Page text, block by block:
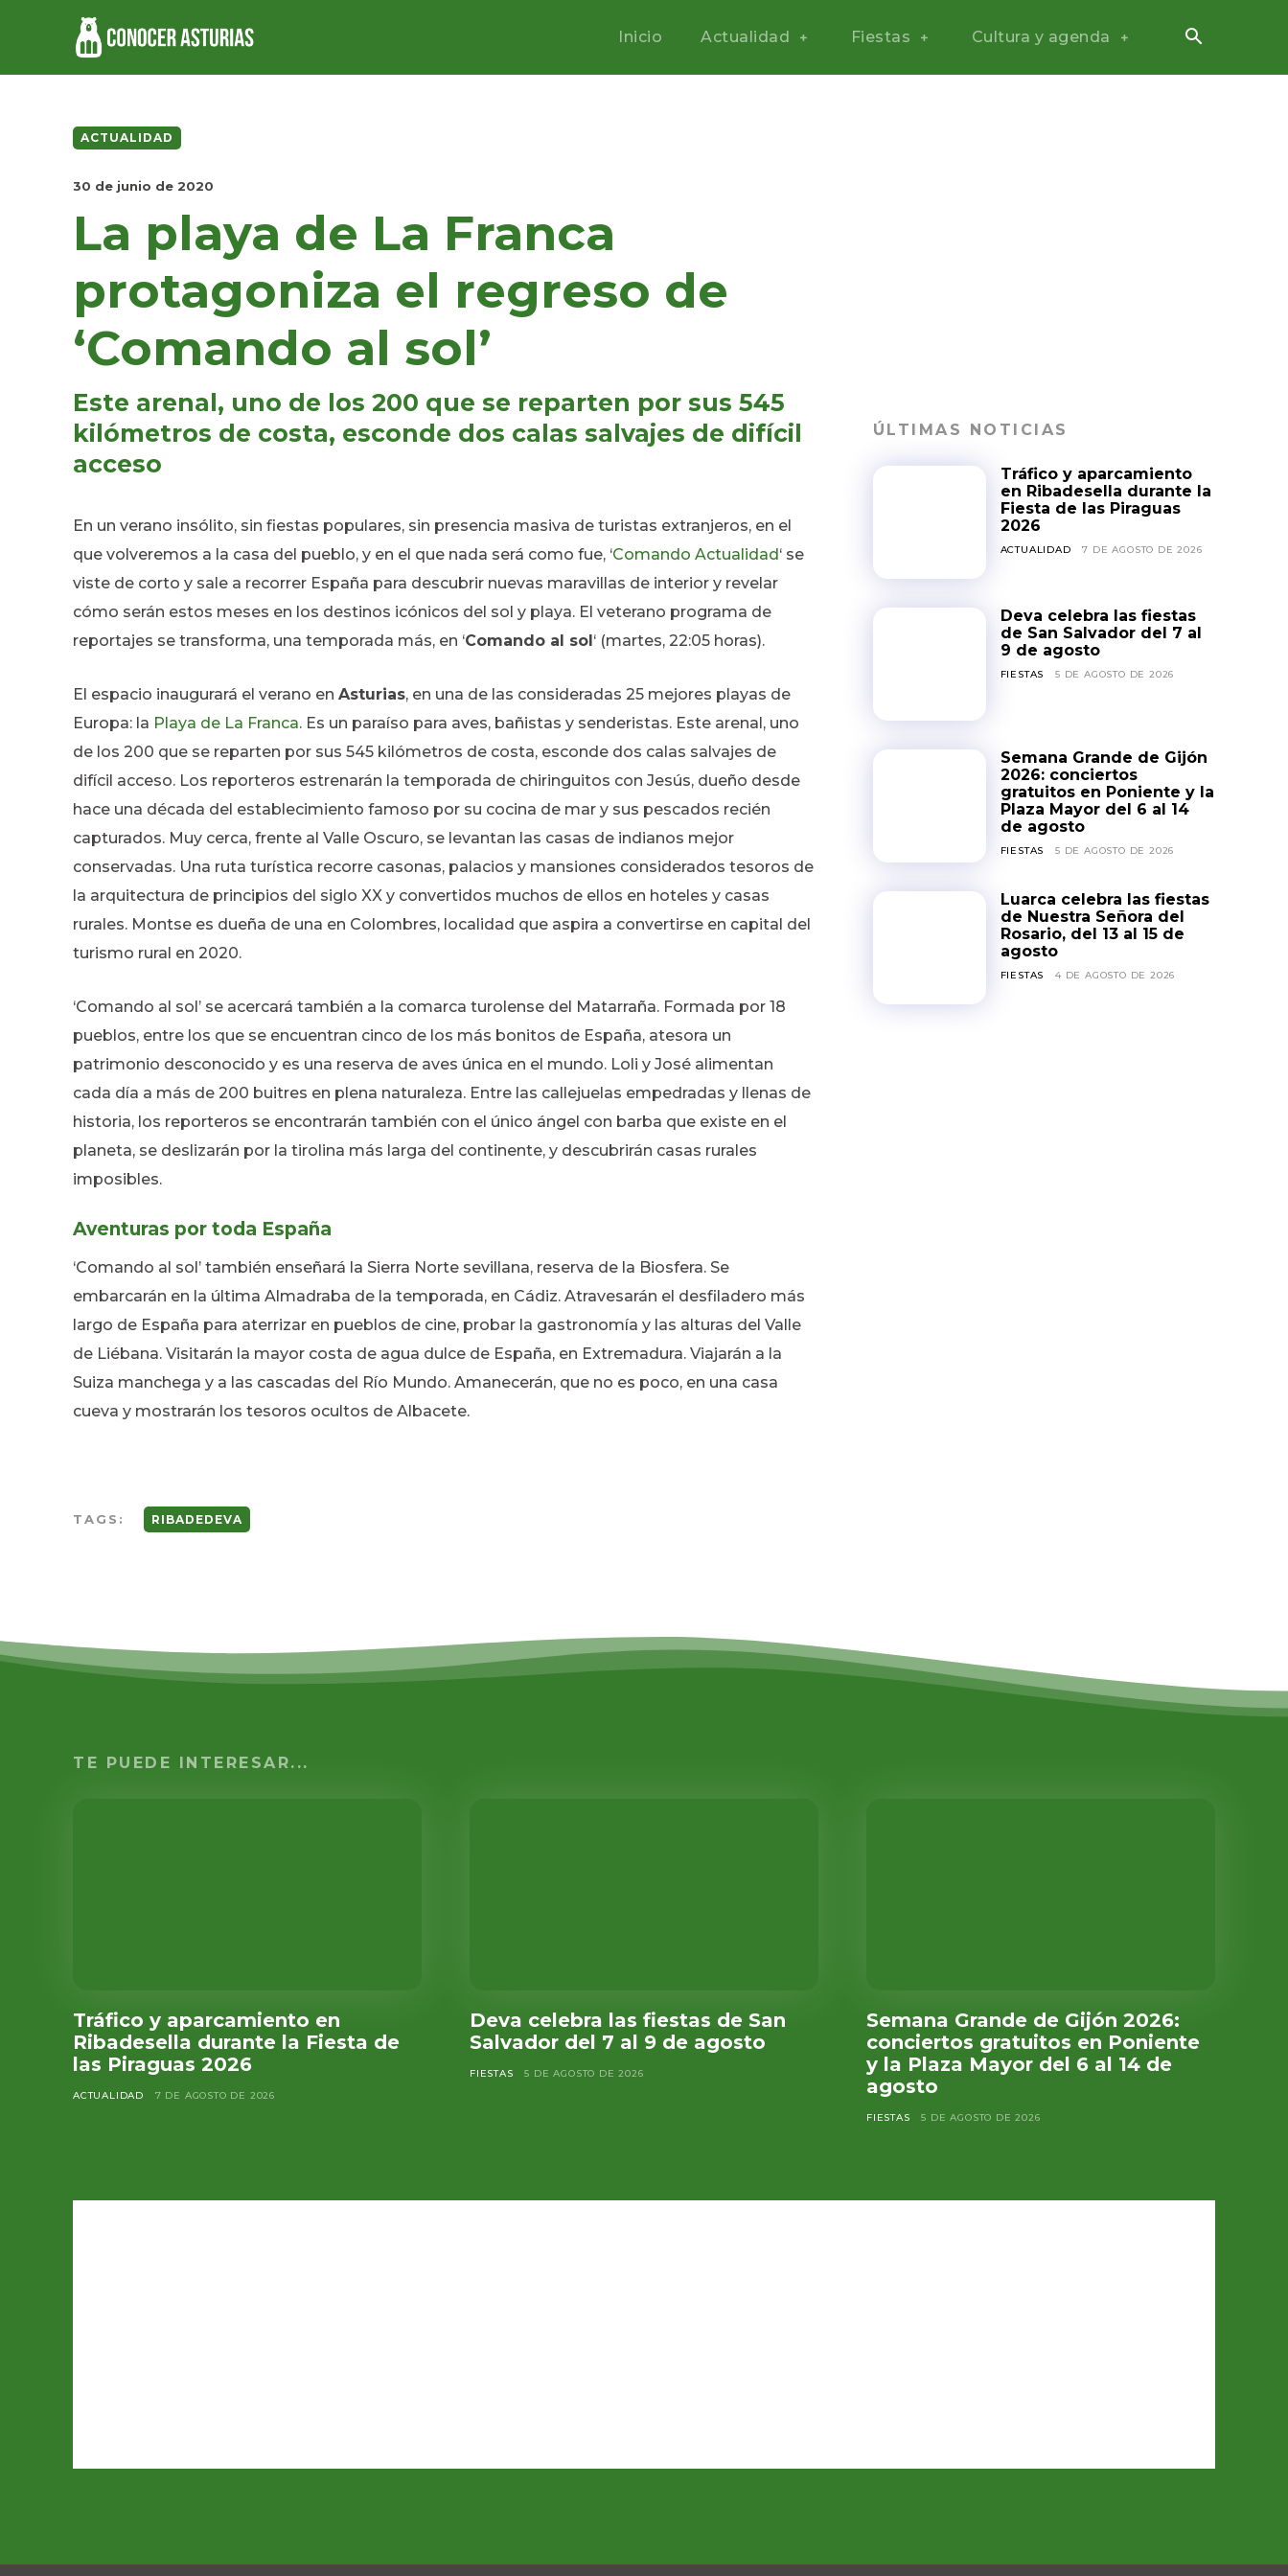
Inicio Actualidad Fiestas Cultura y agenda
ACTUALIDAD
30 de junio de 2020
La playa de La Franca
protagoniza el regreso de
‘Comando al sol’
Este arenal, uno de los 200 que se reparten por sus 545
kilómetros de costa, esconde dos calas salvajes de difícil
acceso
En un verano insólito, sin fiestas populares, sin presencia masiva de turistas extranjeros, en el
que volveremos a la casa del pueblo, y en el que nada será como fue, ‘Comando Actualidad‘ se
viste de corto y sale a recorrer España para descubrir nuevas maravillas de interior y revelar
cómo serán estos meses en los destinos icónicos del sol y playa. El veterano programa de
reportajes se transforma, una temporada más, en ‘Comando al sol‘ (martes, 22:05 horas).
El espacio inaugurará el verano en Asturias, en una de las consideradas 25 mejores playas de
Europa: la Playa de La Franca. Es un paraíso para aves, bañistas y senderistas. Este arenal, uno
de los 200 que se reparten por sus 545 kilómetros de costa, esconde dos calas salvajes de
difícil acceso. Los reporteros estrenarán la temporada de chiringuitos con Jesús, dueño desde
hace una década del establecimiento famoso por su cocina de mar y sus pescados recién
capturados. Muy cerca, frente al Valle Oscuro, se levantan las casas de indianos mejor
conservadas. Una ruta turística recorre casonas, palacios y mansiones considerados tesoros de
la arquitectura de principios del siglo XX y convertidos muchos de ellos en hoteles y casas
rurales. Montse es dueña de una en Colombres, localidad que aspira a convertirse en capital del
turismo rural en 2020.
‘Comando al sol’ se acercará también a la comarca turolense del Matarraña. Formada por 18
pueblos, entre los que se encuentran cinco de los más bonitos de España, atesora un
patrimonio desconocido y es una reserva de aves única en el mundo. Loli y José alimentan
cada día a más de 200 buitres en plena naturaleza. Entre las callejuelas empedradas y llenas de
historia, los reporteros se encontrarán también con el único ángel con barba que existe en el
planeta, se deslizarán por la tirolina más larga del continente, y descubrirán casas rurales
imposibles.
Aventuras por toda España
‘Comando al sol’ también enseñará la Sierra Norte sevillana, reserva de la Biosfera. Se
embarcarán en la última Almadraba de la temporada, en Cádiz. Atravesarán el desfiladero más
largo de España para aterrizar en pueblos de cine, probar la gastronomía y las alturas del Valle
de Liébana. Visitarán la mayor costa de agua dulce de España, en Extremadura. Viajarán a la
Suiza manchega y a las cascadas del Río Mundo. Amanecerán, que no es poco, en una casa
cueva y mostrarán los tesoros ocultos de Albacete.
TAGS: RIBADEDEVA
ÚLTIMAS NOTICIAS
Tráfico y aparcamiento
en Ribadesella durante la
Fiesta de las Piraguas
2026
ACTUALIDAD 7 DE AGOSTO DE 2026
Deva celebra las fiestas
de San Salvador del 7 al
9 de agosto
FIESTAS 5 DE AGOSTO DE 2026
Semana Grande de Gijón
2026: conciertos
gratuitos en Poniente y la
Plaza Mayor del 6 al 14
de agosto
FIESTAS 5 DE AGOSTO DE 2026
Luarca celebra las fiestas
de Nuestra Señora del
Rosario, del 13 al 15 de
agosto
FIESTAS 4 DE AGOSTO DE 2026
TE PUEDE INTERESAR...
Tráfico y aparcamiento en
Ribadesella durante la Fiesta de
las Piraguas 2026
ACTUALIDAD 7 DE AGOSTO DE 2026
Deva celebra las fiestas de San
Salvador del 7 al 9 de agosto
FIESTAS 5 DE AGOSTO DE 2026
Semana Grande de Gijón 2026:
conciertos gratuitos en Poniente
y la Plaza Mayor del 6 al 14 de
agosto
FIESTAS 5 DE AGOSTO DE 2026